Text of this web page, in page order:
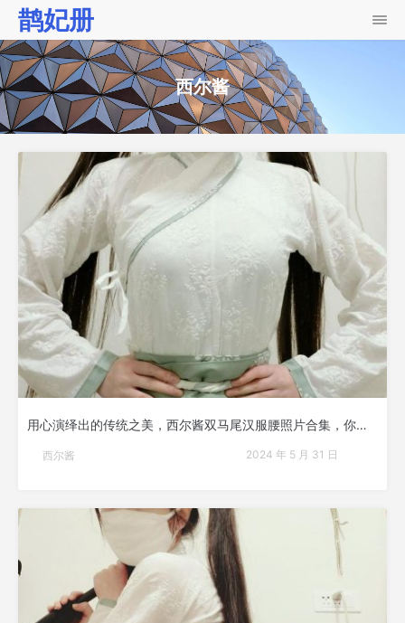
鹊妃册
西尔酱
用心演绎出的传统之美，西尔酱双马尾汉服腰照片合集，你的古典情调必备。
西尔酱 2024 年 5 月 31 日